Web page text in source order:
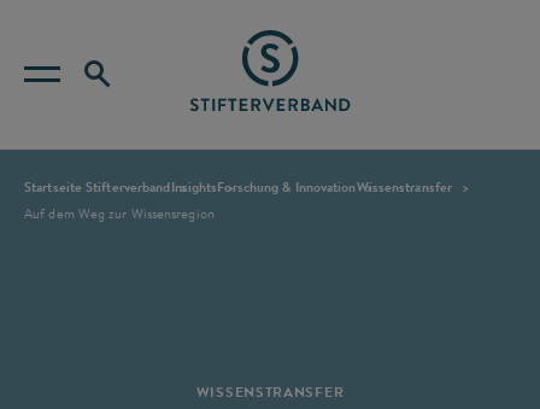
Startseite StifterverbandInsightsForschung & InnovationWissenstransfer
Auf dem Weg zur Wissensregion
WISSENSTRANSFER